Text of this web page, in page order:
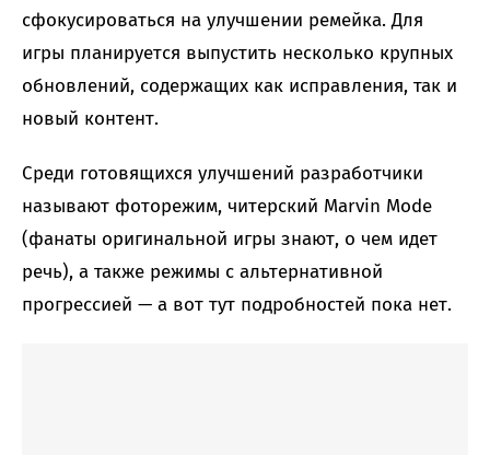
сфокусироваться на улучшении ремейка. Для
игры планируется выпустить несколько крупных
обновлений, содержащих как исправления, так и
новый контент.
Среди готовящихся улучшений разработчики
называют фоторежим, читерский Marvin Mode
(фанаты оригинальной игры знают, о чем идет
речь), а также режимы с альтернативной
прогрессией — а вот тут подробностей пока нет.